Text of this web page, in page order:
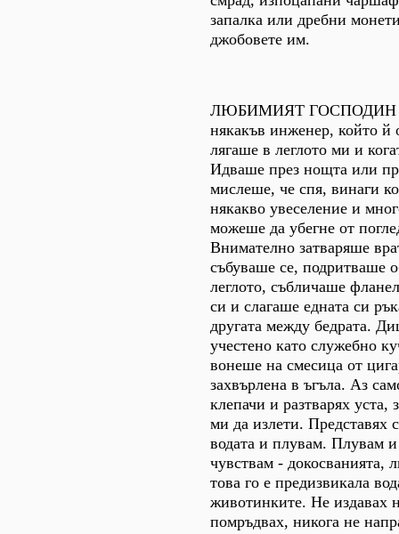
запалка или дребни
джобовете им.
ЛЮБИМИЯТ
някакъв инженер, който й
лягаше в леглото ми и
Идваше през нощта или
мислеше, че спя, винаги
някакво увеселение и
можеше да убегне от
Внимателно затваряше
събуваше се, подритваше
леглото, събличаше
си и слагаше едната си
другата между бедрата.
учестено като служебно
вонеше на смесица от
захвърлена в ъгъла. Аз
клепачи и разтварях
ми да излети. Представях
водата и плувам. Плувам и
чувствам - докосванията,
това го е предизвикала
животинките. Не издавах
помръдвах, никога не